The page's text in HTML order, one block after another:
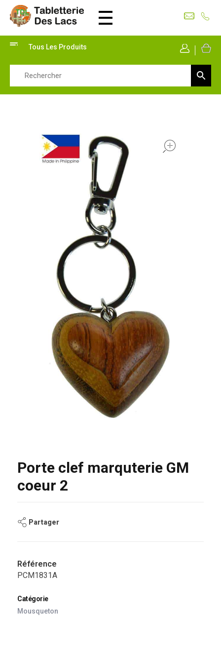
Tabletterie des Lacs
Tous Les Produits Mon
Porte clef marquterie GM
coeur 2
Partager
Référence
PCM1831A
Catégorie
Mousqueton